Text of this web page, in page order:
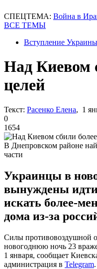
СПЕЦТЕМА: Война в
ВСЕ ТЕМЫ
Вступление
Над Киевом
целей
Текст: Расенко Елена, 1
0
1654
В Днепровском районе
части
Украинцы в
вынуждены
искать более-
дома из-за
Силы противовоздушной
новогоднюю ночь 23
1 января, сообщает
администрация в Telegram.